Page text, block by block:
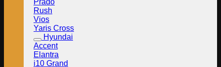
Prado
Rush
Vios
Yaris Cross
Hyundai
Accent
Elantra
i10 Grand